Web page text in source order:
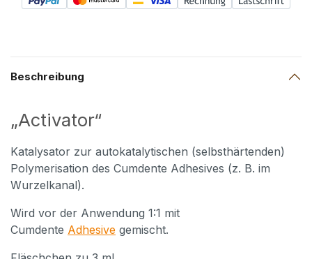
Beschreibung
„Activator“
Katalysator zur autokatalytischen (selbsthärtenden)
Polymerisation des Cumdente Adhesives (z. B. im
Wurzelkanal).
Wird vor der Anwendung 1:1 mit
Cumdente Adhesive gemischt.